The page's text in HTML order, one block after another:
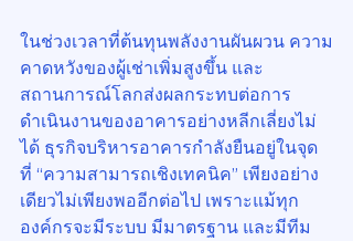
ในช่วงเวลาที่ต้นทุนพลังงานผันผวน ความ
คาดหวังของผู้เช่าเพิ่มสูงขึ้น และ
สถานการณ์โลกส่งผลกระทบต่อการ
ดำเนินงานของอาคารอย่างหลีกเลี่ยงไม่
ได้ ธุรกิจบริหารอาคารกำลังยืนอยู่ในจุด
ที่ “ความสามารถเชิงเทคนิค” เพียงอย่าง
เดียวไม่เพียงพออีกต่อไป เพราะแม้ทุก
องค์กรจะมีระบบ มีมาตรฐาน และมีทีม